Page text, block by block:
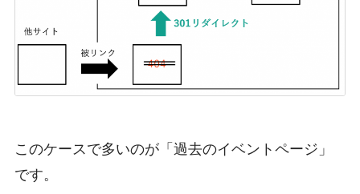
このケースで多いのが「過去のイベントページ」
です。